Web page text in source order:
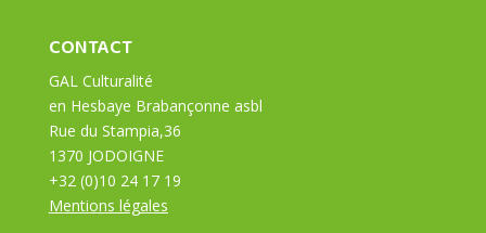
CONTACT
GAL Culturalité
en Hesbaye Brabançonne asbl
Rue du Stampia,36
1370 JODOIGNE
+32 (0)10 24 17 19
Mentions légales